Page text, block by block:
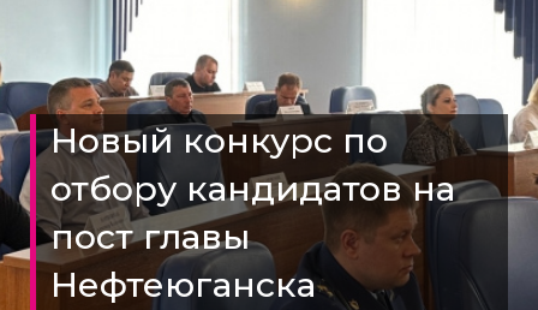
Новый конкурс по
отбору кандидатов на
пост главы
Нефтеюганска